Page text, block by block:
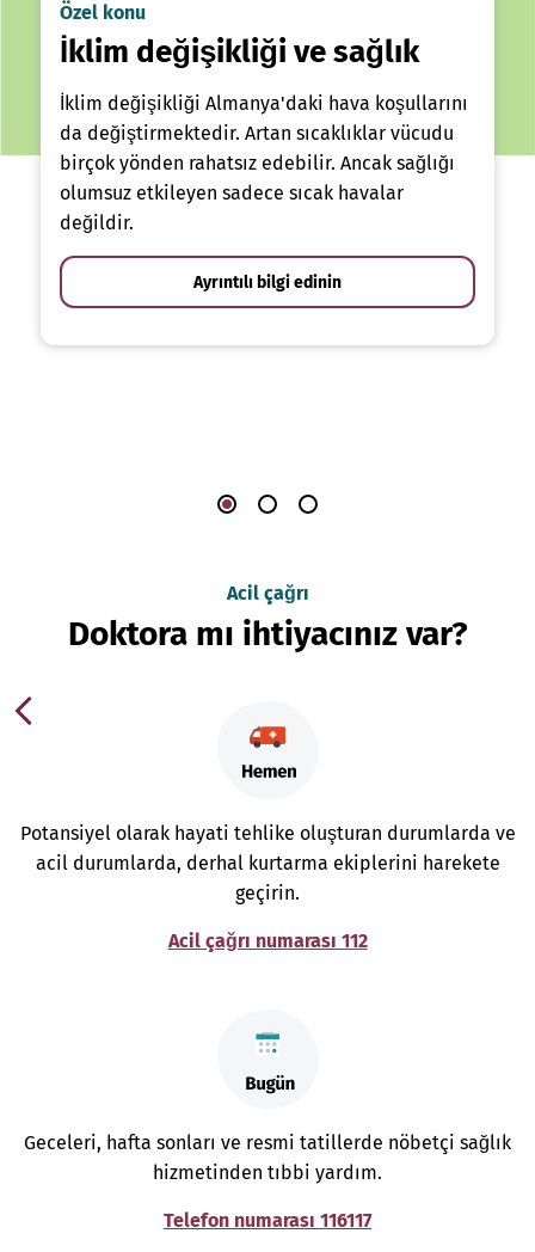
Özel konu
İklim değişikliği ve sağlık
İklim değişikliği Almanya'daki hava koşullarını
da değiştirmektedir. Artan sıcaklıklar vücudu
birçok yönden rahatsız edebilir. Ancak sağlığı
olumsuz etkileyen sadece sıcak havalar
değildir.
Ayrıntılı bilgi edinin
Acil çağrı
Doktora mı ihtiyacınız var?
Potansiyel olarak hayati tehlike oluşturan durumlarda ve
acil durumlarda, derhal kurtarma ekiplerini harekete
geçirin.
Acil çağrı numarası 112
Geceleri, hafta sonları ve resmi tatillerde nöbetçi sağlık
hizmetinden tıbbi yardım.
Telefon numarası 116117